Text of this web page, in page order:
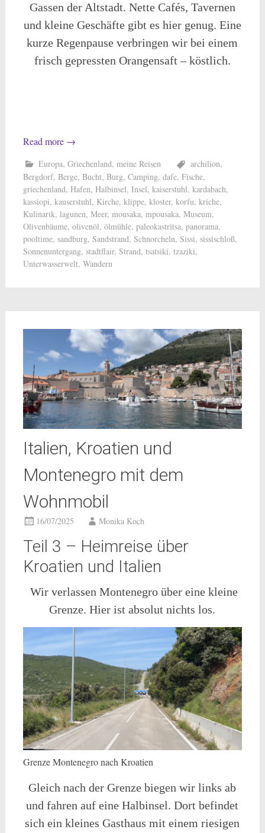
Gassen der Altstadt. Nette Cafés, Tavernen
und kleine Geschäfte gibt es hier genug. Eine
kurze Regenpause verbringen wir bei einem
frisch gepressten Orangensaft – köstlich.
Read more →
Europa, Griechenland, meine Reisen archilion,
Bergdorf, Berge, Bucht, Burg, Camping, dafe, Fische,
griechenland, Hafen, Halbinsel, Insel, kaiserstuhl, kardabach,
kassiopi, kauserstuhl, Kirche, klippe, kloster, korfu, kriche,
Kulinarik, lagunen, Meer, mousaka, mpousaka, Museum,
Olivenbäume, olivenöl, ölmühle, paleokastritsa, panorama,
pooltime, sandburg, Sandstrand, Schnorcheln, Sissi, sissischloß,
Sonnenuntergang, stadtflair, Strand, tsatsiki, tzaziki,
Unterwasserwelt, Wandern
Italien, Kroatien und
Montenegro mit dem
Wohnmobil
16/07/2025 Monika Koch
Teil 3 – Heimreise über
Kroatien und Italien
Wir verlassen Montenegro über eine kleine
Grenze. Hier ist absolut nichts los.
Grenze Montenegro nach Kroatien
Gleich nach der Grenze biegen wir links ab
und fahren auf eine Halbinsel. Dort befindet
sich ein kleines Gasthaus mit einem riesigen